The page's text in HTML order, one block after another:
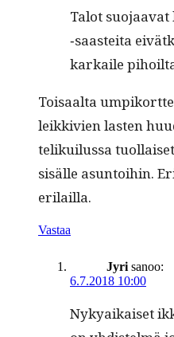
Talot
‑saastei­ta
karkaile
Toisaal­ta
leikkivien las­ten
te­likuilus­sa
sisälle asun­toi­hin.
erilailla.
Vastaa
Jyri sanoo:
6.7.2018 10:00
Nykyaikaiset